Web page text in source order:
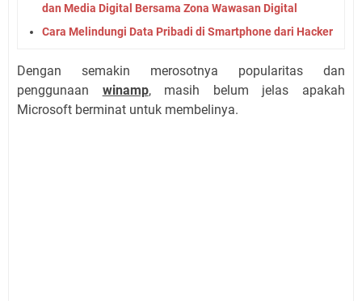
dan Media Digital Bersama Zona Wawasan Digital
Cara Melindungi Data Pribadi di Smartphone dari Hacker
Dengan semakin merosotnya popularitas dan
penggunaan winamp, masih belum jelas apakah
Microsoft berminat untuk membelinya.